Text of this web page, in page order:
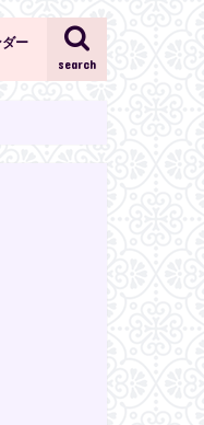
search
ー